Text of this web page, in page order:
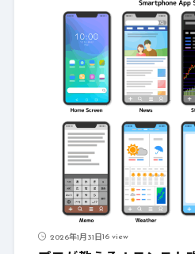
2026年1月31日16 view